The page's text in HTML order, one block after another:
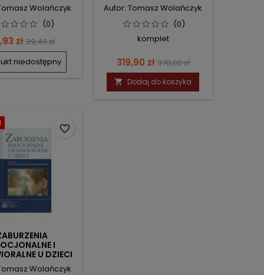
Wolańczyk
(0)
zł Cena
podstawowa
29,40 zł
niedostępny
Autor: Tomasz Wolańczyk
(0)
komplet
Cena
319,90 zł Cena
podstawowa
378,00 zł
 Dodaj do koszyka
I
U DZIECI
Wolańczyk
favorite_border